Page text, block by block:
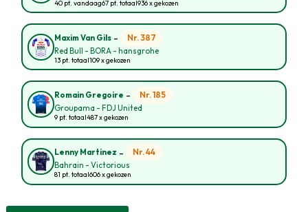
40 pt. vandaag67 pt. totaal936 x gekozen
Maxim Van Gils - Nr. 387
Red Bull - BORA - hansgrohe
13 pt. totaal109 x gekozen
Romain Gregoire - Nr. 185
Groupama - FDJ United
9 pt. totaal487 x gekozen
Lenny Martinez - Nr. 44
Bahrain - Victorious
81 pt. totaal606 x gekozen